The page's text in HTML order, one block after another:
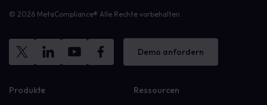
© 2026 MetaCompliance® Alle Rechte vorbehalten.
Demo anfordern
Produkte Ressourcen